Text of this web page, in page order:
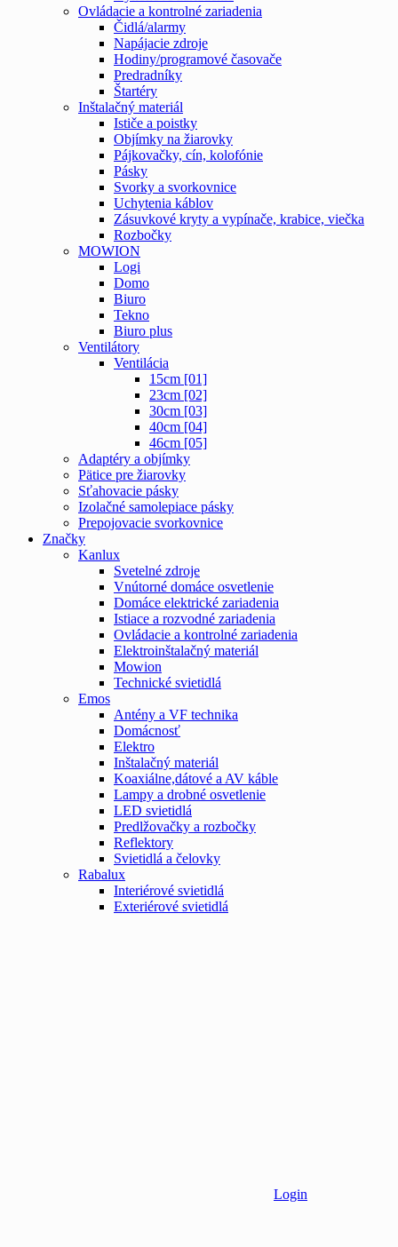
Ovládacie a kontrolné zariadenia
Čidlá/alarmy
Napájacie zdroje
Hodiny/programové časovače
Predradníky
Štartéry
Inštalačný materiál
Ističe a poistky
Objímky na žiarovky
Pájkovačky, cín, kolofónie
Pásky
Svorky a svorkovnice
Uchytenia káblov
Zásuvkové kryty a vypínače, krabice, viečka
Rozbočky
MOWION
Logi
Domo
Biuro
Tekno
Biuro plus
Ventilátory
Ventilácia
15cm [01]
23cm [02]
30cm [03]
40cm [04]
46cm [05]
Adaptéry a objímky
Pätice pre žiarovky
Sťahovacie pásky
Izolačné samolepiace pásky
Prepojovacie svorkovnice
Značky
Kanlux
Svetelné zdroje
Vnútorné domáce osvetlenie
Domáce elektrické zariadenia
Istiace a rozvodné zariadenia
Ovládacie a kontrolné zariadenia
Elektroinštalačný materiál
Mowion
Technické svietidlá
Emos
Antény a VF technika
Domácnosť
Elektro
Inštalačný materiál
Koaxiálne,dátové a AV káble
Lampy a drobné osvetlenie
LED svietidlá
Predlžovačky a rozbočky
Reflektory
Svietidlá a čelovky
Rabalux
Interiérové svietidlá
Exteriérové svietidlá
Login